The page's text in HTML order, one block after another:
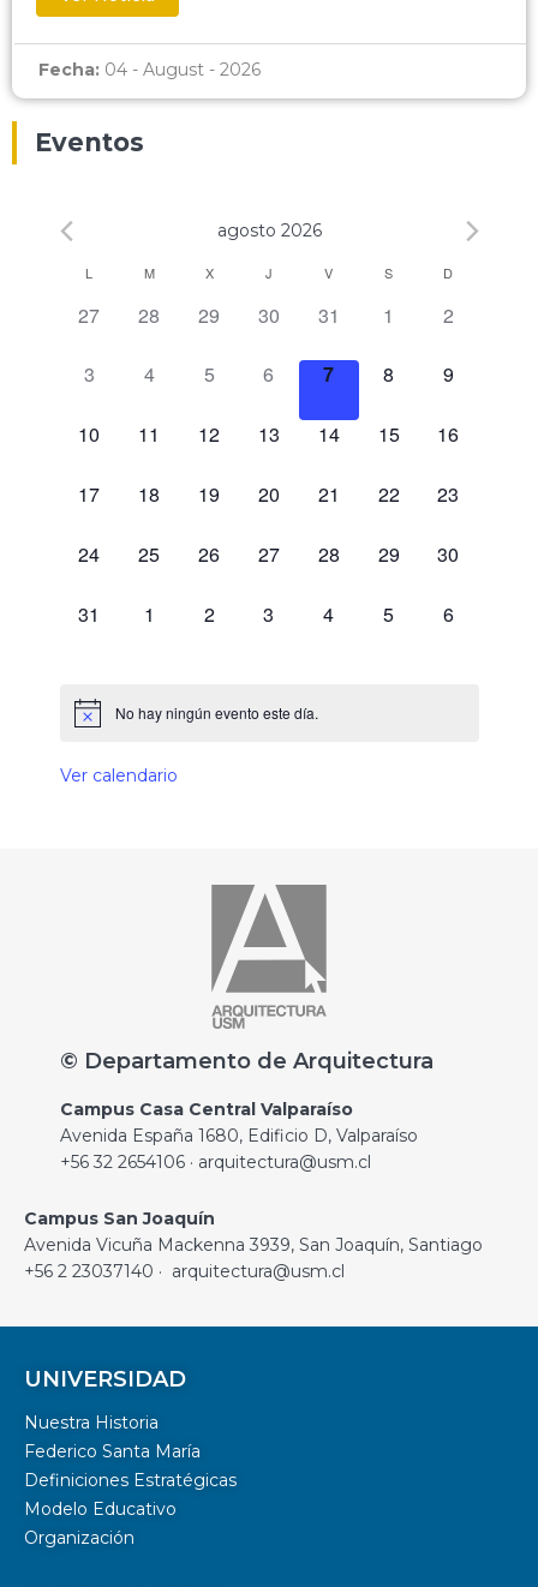
Fecha: 04 - August - 2026
Eventos
agosto 2026
Calendario
de
Eventos
L M X J V S D
0 eventos,
27 0 eventos,
28 0 eventos,
29 0 eventos,
30 0 eventos,
31 0 eventos,
1 0 eventos,
2
0 eventos,
3 0 eventos,
4 0 eventos,
5 0 eventos,
6 0 eventos,
7 0 eventos,
8 0 eventos,
9
0 eventos,
10 0 eventos,
11 0 eventos,
12 0 eventos,
13 0 eventos,
14 0 eventos,
15 0 eventos,
16
0 eventos,
17 0 eventos,
18 0 eventos,
19 0 eventos,
20 0 eventos,
21 0 eventos,
22 0 eventos,
23
0 eventos,
24 0 eventos,
25 0 eventos,
26 0 eventos,
27 0 eventos,
28 0 eventos,
29 0 eventos,
30
0 eventos,
31 0 eventos,
1 0 eventos,
2 0 eventos,
3 0 eventos,
4 0 eventos,
5 0 eventos,
6
No hay ningún evento este día.
Ver calendario
© Departamento de Arquitectura
Campus Casa Central Valparaíso
Avenida España 1680, Edificio D, Valparaíso
+56 32 2654106 · arquitectura@usm.cl
Campus San Joaquín
Avenida Vicuña Mackenna 3939, San Joaquín, Santiago
+56 2 23037140 · arquitectura@usm.cl
UNIVERSIDAD
Nuestra Historia
Federico Santa María
Definiciones Estratégicas
Modelo Educativo
Organización